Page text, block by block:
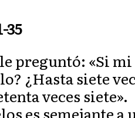
35
preguntó: «Si
¿Hasta siete
veces siete».
es semejante